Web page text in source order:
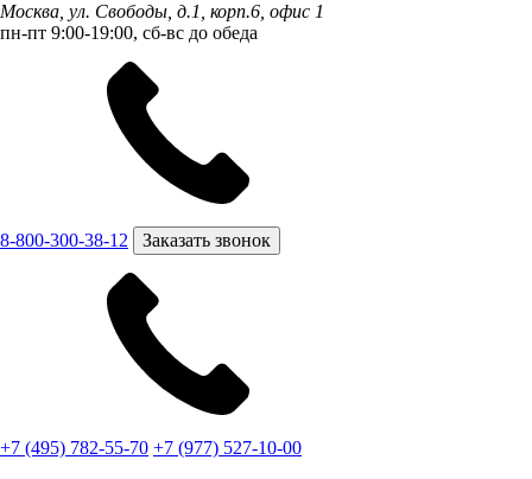
Москва, ул. Свободы, д.1, корп.6, офис 1
пн-пт 9:00-19:00, сб-вс до обеда
8-800-300-38-12 Заказать звонок
+7 (495) 782-55-70 +7 (977) 527-10-00